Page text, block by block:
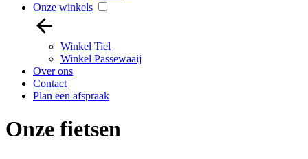
Onze winkels
Winkel Tiel
Winkel Passewaaij
Over ons
Contact
Plan een afspraak
Onze fietsen